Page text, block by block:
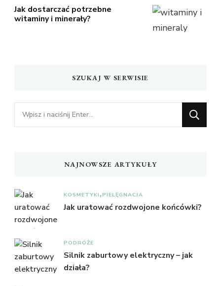
Jak dostarczać potrzebne
witaminy i minerały?
SZUKAJ W SERWISIE
Szukasz
czegoś?
NAJNOWSZE ARTYKUŁY
KOSMETYKI PIELĘGNACJA
Jak uratować rozdwojone końcówki?
PODRÓŻE
Silnik zaburtowy elektryczny – jak
działa?